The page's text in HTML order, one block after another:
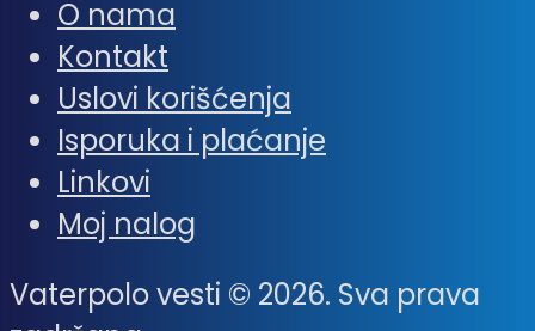
O nama
Kontakt
Uslovi korišćenja
Isporuka i plaćanje
Linkovi
Moj nalog
Vaterpolo vesti © 2026. Sva prava